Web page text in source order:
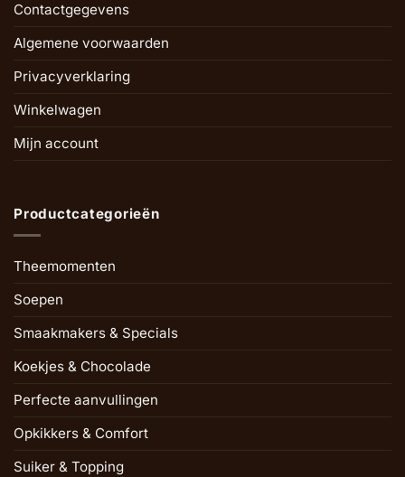
Contactgegevens
Algemene voorwaarden
Privacyverklaring
Winkelwagen
Mijn account
Productcategorieën
Theemomenten
Soepen
Smaakmakers & Specials
Koekjes & Chocolade
Perfecte aanvullingen
Opkikkers & Comfort
Suiker & Topping